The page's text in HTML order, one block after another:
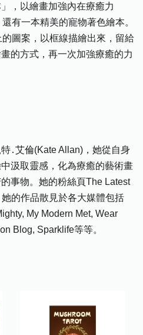
，以繪畫加強內在療癒力
有一本精美的寵物著色繪本。
圖案，以框線描繪出來，留給
的方式，再一次加強療癒的力
․艾倫(Kate Allan)，她從自身
汲取靈感，化為療癒的藝術畫
事物。她的粉絲頁The Latest
的作品散見於各大媒體包括
My Modern Met, Wear
Blog, Sparklife等等。